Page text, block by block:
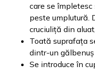
care se
peste umplutură.
cruciuliță din
Toată suprafața
dintr-un
Se introduce în